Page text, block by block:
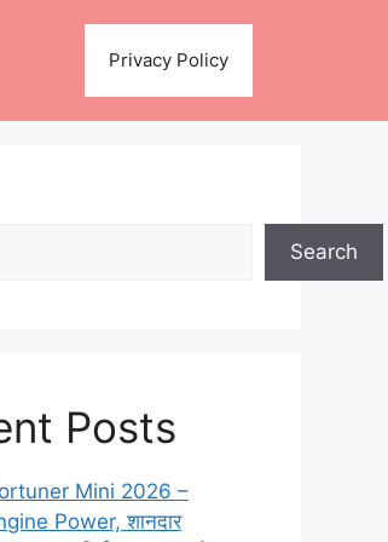
Privacy Policy
Search
Posts
Mini 2026 –
Power, शानदार